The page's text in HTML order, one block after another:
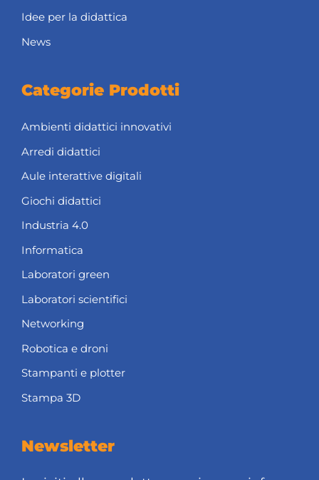
Idee per la didattica
News
Categorie Prodotti
Ambienti didattici innovativi
Arredi didattici
Aule interattive digitali
Giochi didattici
Industria 4.0
Informatica
Laboratori green
Laboratori scientifici
Networking
Robotica e droni
Stampanti e plotter
Stampa 3D
Newsletter